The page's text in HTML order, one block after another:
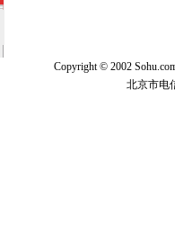
Copyright © 2002
北京市电